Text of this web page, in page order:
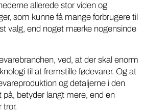
allerede stor viden og
som kunne få mange forbrugere til
valg, end noget mærke nogensinde
ved, at der skal enorm
til at fremstille fødevarer. Og at
og detaljerne i den
betyder langt mere, end en
tror.